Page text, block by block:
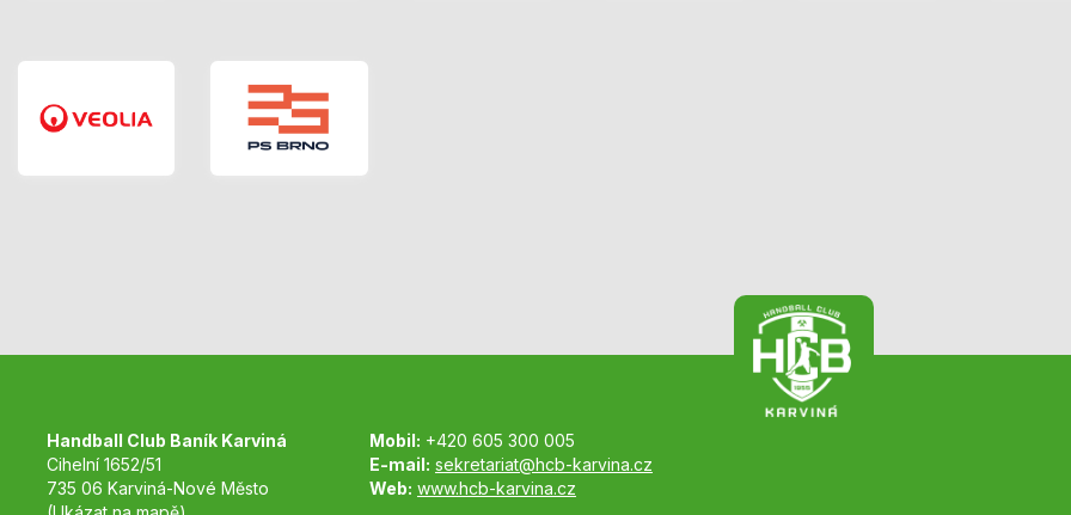
Handball Club Baník Karviná
Cihelní 1652/51
735 06 Karviná-Nové Město
Mobil: +420 605 300 005
E-mail: sekretariat@hcb-karvina.cz
Web: www.hcb-karvina.cz